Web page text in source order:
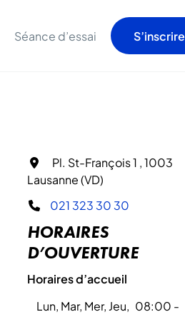
Séance d’essai S’inscrire
Pl. St-François 1 , 1003
Lausanne (VD)
021 323 30 30
HORAIRES
D’OUVERTURE
Horaires d’accueil
Lun, Mar, Mer, Jeu, 08:00 -